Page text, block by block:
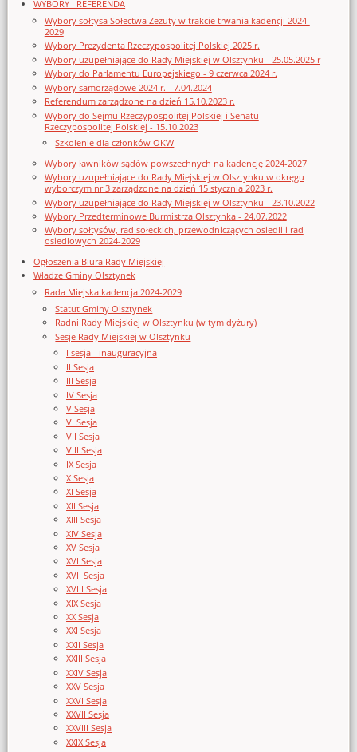
WYBORY I REFERENDA
Wybory sołtysa Sołectwa Zezuty w trakcie trwania kadencji 2024-
2029
Wybory Prezydenta Rzeczypospolitej Polskiej 2025 r.
Wybory uzupełniające do Rady Miejskiej w Olsztynku - 25.05.2025 r
Wybory do Parlamentu Europejskiego - 9 czerwca 2024 r.
Wybory samorządowe 2024 r. - 7.04.2024
Referendum zarządzone na dzień 15.10.2023 r.
Wybory do Sejmu Rzeczypospolitej Polskiej i Senatu
Rzeczypospolitej Polskiej - 15.10.2023
Szkolenie dla członków OKW
Wybory ławników sądów powszechnych na kadencję 2024-2027
Wybory uzupełniające do Rady Miejskiej w Olsztynku w okręgu
wyborczym nr 3 zarządzone na dzień 15 stycznia 2023 r.
Wybory uzupełniające do Rady Miejskiej w Olsztynku - 23.10.2022
Wybory Przedterminowe Burmistrza Olsztynka - 24.07.2022
Wybory sołtysów, rad sołeckich, przewodniczących osiedli i rad
osiedlowych 2024-2029
Ogłoszenia Biura Rady Miejskiej
Władze Gminy Olsztynek
Rada Miejska kadencja 2024-2029
Statut Gminy Olsztynek
Radni Rady Miejskiej w Olsztynku (w tym dyżury)
Sesje Rady Miejskiej w Olsztynku
I sesja - inauguracyjna
II Sesja
III Sesja
IV Sesja
V Sesja
VI Sesja
VII Sesja
VIII Sesja
IX Sesja
X Sesja
XI Sesja
XII Sesja
XIII Sesja
XIV Sesja
XV Sesja
XVI Sesja
XVII Sesja
XVIII Sesja
XIX Sesja
XX Sesja
XXI Sesja
XXII Sesja
XXIII Sesja
XXIV Sesja
XXV Sesja
XXVI Sesja
XXVII Sesja
XXVIII Sesja
XXIX Sesja